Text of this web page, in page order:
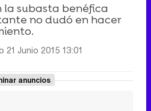
la subasta benéfica
no dudó en hacer
21 Junio 2015 13:01
anuncios